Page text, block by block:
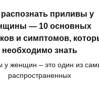
распознать приливы у
— 10 основных
и симптомов,
необходимо знать
у женщин – это один из
распространенных